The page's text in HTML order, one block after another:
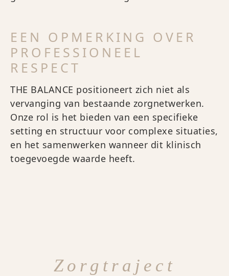
EEN OPMERKING OVER
PROFESSIONEEL
RESPECT
THE BALANCE positioneert zich niet als
vervanging van bestaande zorgnetwerken.
Onze rol is het bieden van een specifieke
setting en structuur voor complexe situaties,
en het samenwerken wanneer dit klinisch
toegevoegde waarde heeft.
Zorgtraject